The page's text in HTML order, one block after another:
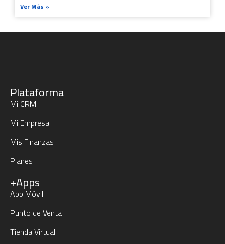
Ver Más »
Plataforma
Mi CRM
Mi Empresa
Mis Finanzas
Planes
+Apps
App Móvil
Punto de Venta
Tienda Virtual